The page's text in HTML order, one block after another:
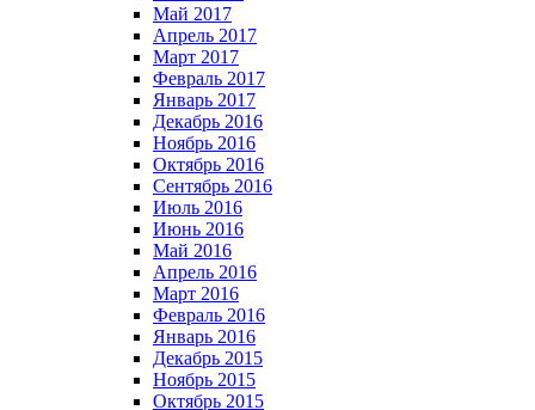
Май 2017
Апрель 2017
Март 2017
Февраль 2017
Январь 2017
Декабрь 2016
Ноябрь 2016
Октябрь 2016
Сентябрь 2016
Июль 2016
Июнь 2016
Май 2016
Апрель 2016
Март 2016
Февраль 2016
Январь 2016
Декабрь 2015
Ноябрь 2015
Октябрь 2015